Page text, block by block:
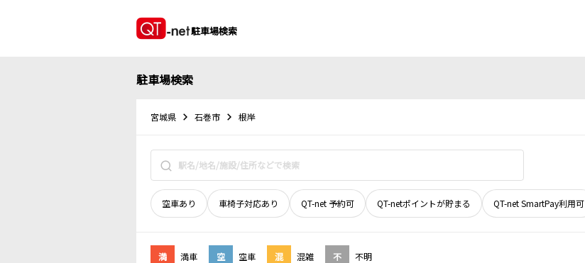
駐車場検索
駐車場検索
宮城県 石巻市 根岸
空車あり 車椅子対応あり QT-net 予約可 QT-netポイントが貯まる QT-net SmartPay利用可
満 満車 空 空車 混 混雑 不 不明